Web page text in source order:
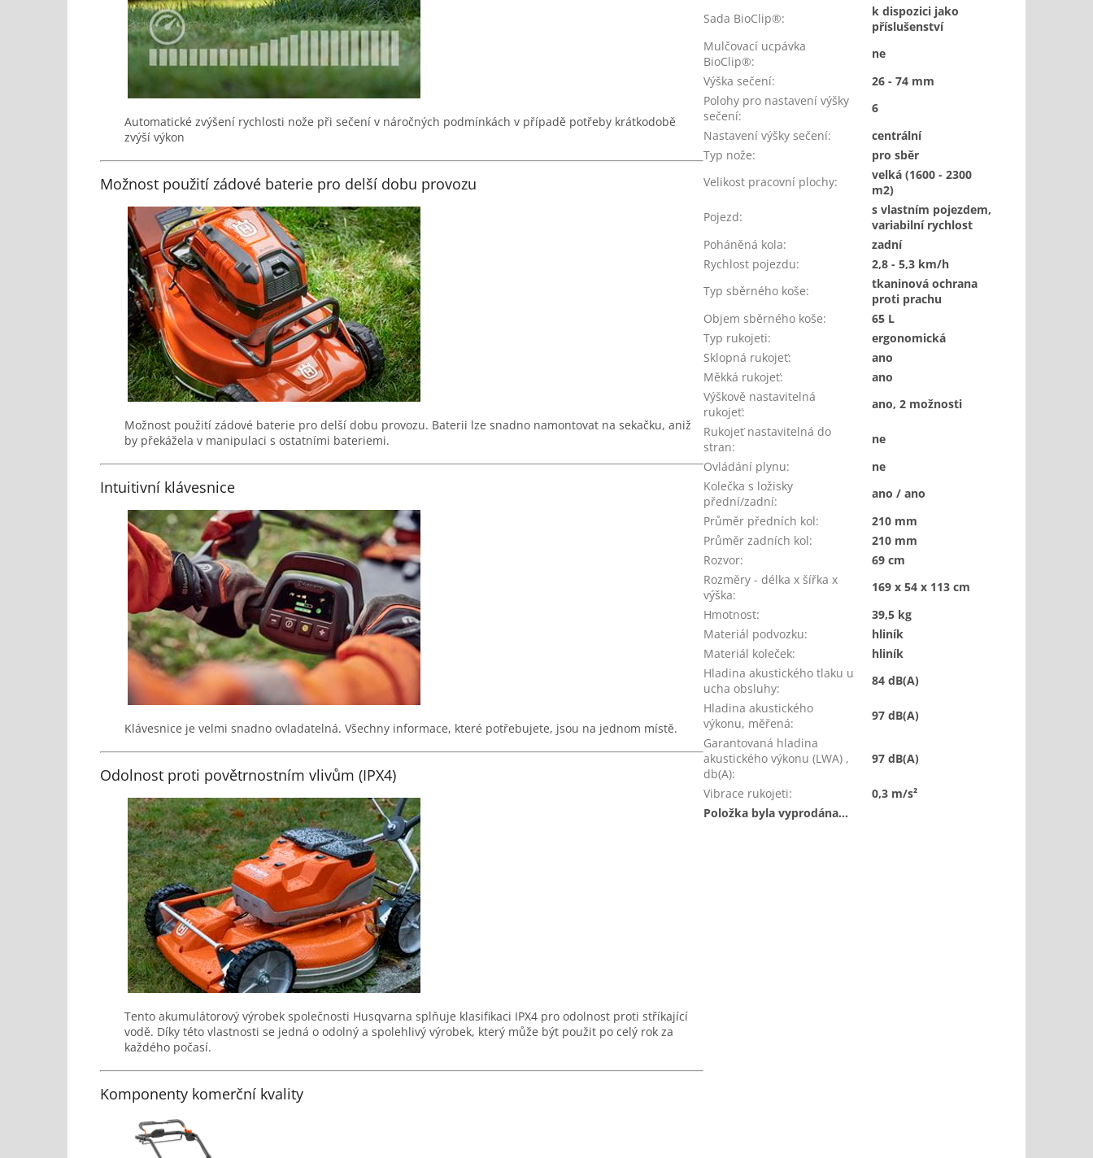
Automatické zvýšení rychlosti nože při sečení v náročných podmínkách v případě potřeby krátkodobě
zvýší výkon
Možnost použití zádové baterie pro delší dobu provozu
Možnost použití zádové baterie pro delší dobu provozu. Baterii lze snadno namontovat na sekačku, aniž
by překážela v manipulaci s ostatními bateriemi.
Intuitivní klávesnice
Klávesnice je velmi snadno ovladatelná. Všechny informace, které potřebujete, jsou na jednom místě.
Odolnost proti povětrnostním vlivům (IPX4)
Tento akumulátorový výrobek společnosti Husqvarna splňuje klasifikaci IPX4 pro odolnost proti stříkající
vodě. Díky této vlastnosti se jedná o odolný a spolehlivý výrobek, který může být použit po celý rok za
každého počasí.
Komponenty komerční kvality
Sada BioClip®:
k dispozici jako
příslušenství
Mulčovací ucpávka
BioClip®:
ne
Výška sečení:
26 - 74 mm
Polohy pro nastavení výšky
sečení:
6
Nastavení výšky sečení:
centrální
Typ nože:
pro sběr
Velikost pracovní plochy:
velká (1600 - 2300
m2)
Pojezd:
s vlastním pojezdem,
variabilní rychlost
Poháněná kola:
zadní
Rychlost pojezdu:
2,8 - 5,3 km/h
Typ sběrného koše:
tkaninová ochrana
proti prachu
Objem sběrného koše:
65 L
Typ rukojeti:
ergonomická
Sklopná rukojeť:
ano
Měkká rukojeť:
ano
Výškově nastavitelná
rukojeť:
ano, 2 možnosti
Rukojeť nastavitelná do
stran:
ne
Ovládání plynu:
ne
Kolečka s ložisky
přední/zadní:
ano / ano
Průměr předních kol:
210 mm
Průměr zadních kol:
210 mm
Rozvor:
69 cm
Rozměry - délka x šířka x
výška:
169 x 54 x 113 cm
Hmotnost:
39,5 kg
Materiál podvozku:
hliník
Materiál koleček:
hliník
Hladina akustického tlaku u
ucha obsluhy:
84 dB(A)
Hladina akustického
výkonu, měřená:
97 dB(A)
Garantovaná hladina
akustického výkonu (LWA) ,
db(A):
97 dB(A)
Vibrace rukojeti:
0,3 m/s²
Položka byla vyprodána…